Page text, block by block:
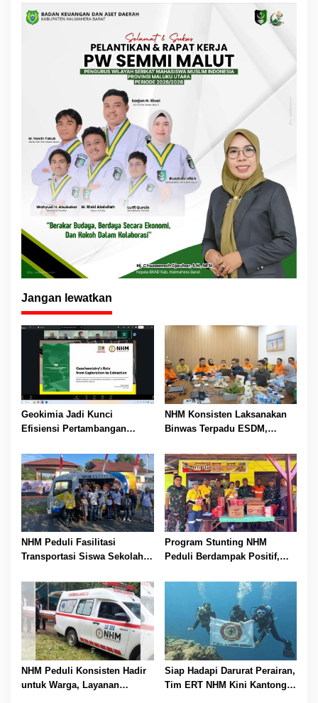
MGEI-SC UNG
Jangan lewatkan
Geokimia Jadi Kunci
Efisiensi Pertambangan
Berbagi Wawasan di Webinar
MGEI-SC UNG
NHM Konsisten Laksanakan
Binwas Terpadu ESDM,
Peningkatan Operasional
Menuju Beyond Compliance
NHM Peduli Fasilitasi
Transportasi Siswa Sekolah
Pendidikan di Halmahera
Utara
Program Stunting NHM
Peduli Berdampak Positif,
Manfaat Pemenuhan Gizi
NHM Peduli Konsisten Hadir
untuk Warga, Layanan
Siap Hadapi Darurat Perairan,
Tim ERT NHM Kini Kantongi